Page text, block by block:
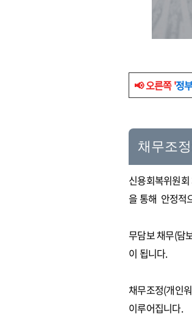
📢 오른쪽 '정
채무조
신용회복위원
을 통해 안정적
무담보 채무(담
이 됩니다.
채무조정(개인
이루어집니다.